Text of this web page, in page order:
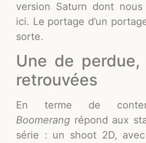
version Saturn dont
ici. Le portage d’un
sorte.
Une de
retrouvées
En terme de
Boomerang répond aux
série : un shoot 2D,